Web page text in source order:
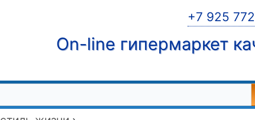
+7 925
On-line гипермаркет